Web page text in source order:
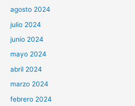
agosto 2024
julio 2024
junio 2024
mayo 2024
abril 2024
marzo 2024
febrero 2024